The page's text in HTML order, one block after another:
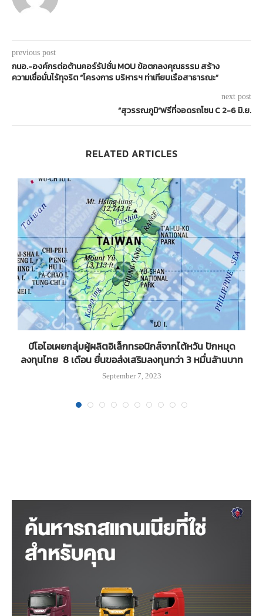
previous post
กนอ.-องค์กรต่อต้านคอร์รัปชั่น MOU ข้อตกลงคุณธรรม สร้าง
ความเชื่อมั่นไร้ทุจริต “โครงการ บริหารฯ ท่าเทียบเรือสาธารณะ”
next post
“สุวรรณภูมิ”ฟรีที่จอดรถโซน C 2-6 มิ.ย.
RELATED ARTICLES
บีโอไอเผยกลุ่มผู้ผลิตอิเล็กทรอนิกส์จากไต้หวัน ปักหมุด
ลงทุนไทย 8 เดือน ยื่นขอส่งเสริมลงทุนกว่า 3 หมื่นล้านบาท
September 7, 2023